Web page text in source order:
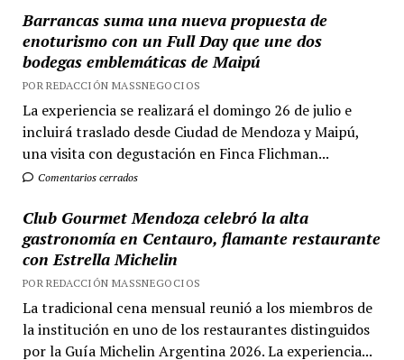
Barrancas suma una nueva propuesta de
enoturismo con un Full Day que une dos
bodegas emblemáticas de Maipú
POR REDACCIÓN MASSNEGOCIOS
La experiencia se realizará el domingo 26 de julio e
incluirá traslado desde Ciudad de Mendoza y Maipú,
una visita con degustación en Finca Flichman...
Comentarios cerrados
Club Gourmet Mendoza celebró la alta
gastronomía en Centauro, flamante restaurante
con Estrella Michelin
POR REDACCIÓN MASSNEGOCIOS
La tradicional cena mensual reunió a los miembros de
la institución en uno de los restaurantes distinguidos
por la Guía Michelin Argentina 2026. La experiencia...